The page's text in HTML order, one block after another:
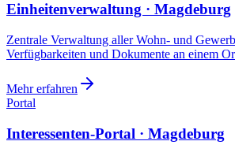
Einheitenverwaltung · Magdeburg
Zentrale Verwaltung aller Wohn- und
Verfügbarkeiten und Dokumente an einem
Mehr erfahren
Portal
Interessenten-Portal · Magdeburg